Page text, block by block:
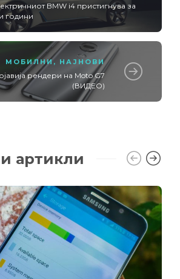
BMW i4 пристигнува за
години
МОБИЛНИ, НАЈНОВИ
рендери на Moto G7
(ВИДЕО)
артикли